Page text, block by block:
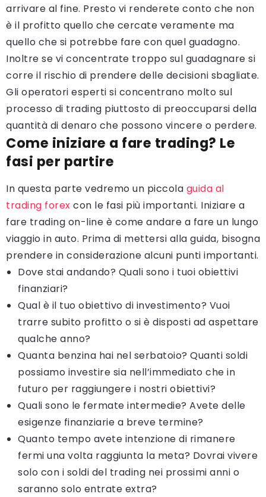
arrivare al fine. Presto vi renderete conto che non
è il profitto quello che cercate veramente ma
quello che si potrebbe fare con quel guadagno.
Inoltre se vi concentrate troppo sul guadagnare si
corre il rischio di prendere delle decisioni sbagliate.
Gli operatori esperti si concentrano molto sul
processo di trading piuttosto di preoccuparsi della
quantità di denaro che possono vincere o perdere.
Come iniziare a fare trading? Le
fasi per partire
In questa parte vedremo un piccola guida al
trading forex con le fasi più importanti. Iniziare a
fare trading on-line è come andare a fare un lungo
viaggio in auto. Prima di mettersi alla guida, bisogna
prendere in considerazione alcuni punti importanti.
Dove stai andando? Quali sono i tuoi obiettivi
finanziari?
Qual è il tuo obiettivo di investimento? Vuoi
trarre subito profitto o si è disposti ad aspettare
qualche anno?
Quanta benzina hai nel serbatoio? Quanti soldi
possiamo investire sia nell’immediato che in
futuro per raggiungere i nostri obiettivi?
Quali sono le fermate intermedie? Avete delle
esigenze finanziarie a breve termine?
Quanto tempo avete intenzione di rimanere
fermi una volta raggiunta la meta? Dovrai vivere
solo con i soldi del trading nei prossimi anni o
saranno solo entrate extra?